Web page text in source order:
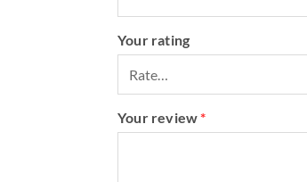
Your rating
Your review*